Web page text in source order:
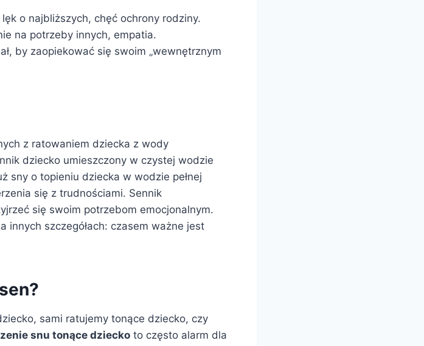
o najbliższych, chęć ochrony rodziny.
na potrzeby innych, empatia.
by zaopiekować się swoim „wewnętrznym
z ratowaniem dziecka z wody
dziecko umieszczony w czystej wodzie
sny o topieniu dziecka w wodzie pełnej
się z trudnościami. Sennik
się swoim potrzebom emocjonalnym.
innych szczegółach: czasem ważne jest
sami ratujemy tonące dziecko, czy
snu tonące dziecko to często alarm dla